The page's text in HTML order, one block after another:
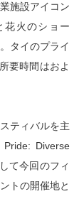
施設アイコン
花火のショー
タイのプライ
要時間はおよ
ティバルを主
Diverse
て今回のフィ
トの開催地と